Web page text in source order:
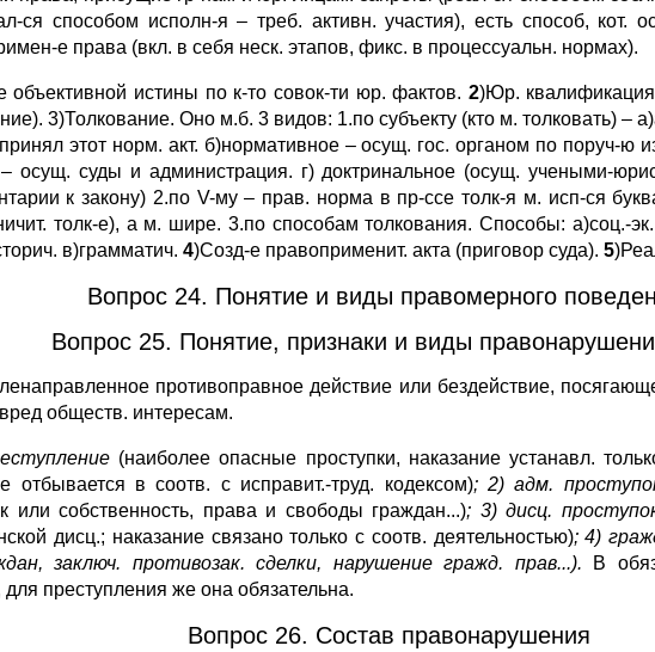
ся способом исполн-я – треб. активн. участия), есть способ, кот.
е права (вкл. в себя неск. этапов, фикс. в процессуальн. нормах).
объективной истины по к-то совок-ти юр. фактов. 2)Юр.
3)Толкование. Оно м.б. 3 видов: 1.по субъекту (кто м. толковать) –
этот норм. акт. б)нормативное – осущ. гос. органом по поруч-ю
– осущ. суды и администрация. г) доктринальное (осущ. учеными-
к закону) 2.по V-му – прав. норма в пр-ссе толк-я м. исп-ся
толк-е), а м. шире. 3.по способам толкования. Способы: а)соц.-
в)грамматич. 4)Созд-е правоприменит. акта (приговор суда). 5
Вопрос 24. Понятие и виды правомерного
Вопрос 25. Понятие, признаки и виды
противоправное действие или бездействие,
обществ. интересам.
(наиболее опасные проступки, наказание устанавл.
отбывается в соотв. с исправит.-труд. кодексом); 2) адм.
или собственность, права и свободы граждан...); 3) дисц.
дисц.; наказание связано только с соотв. деятельностью); 4)
заключ. противозак. сделки, нарушение гражд. прав...).
В
для преступления же она обязательна.
Вопрос 26. Состав правонарушения